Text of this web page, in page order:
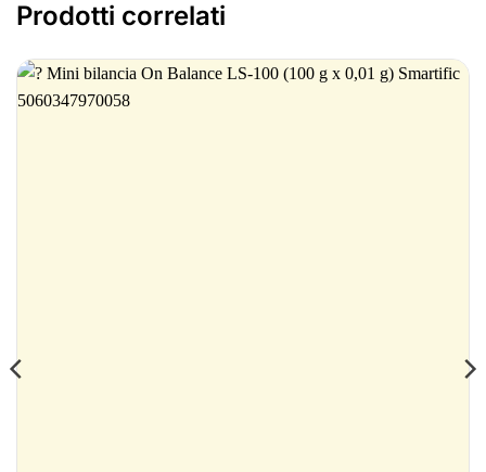
Prodotti correlati